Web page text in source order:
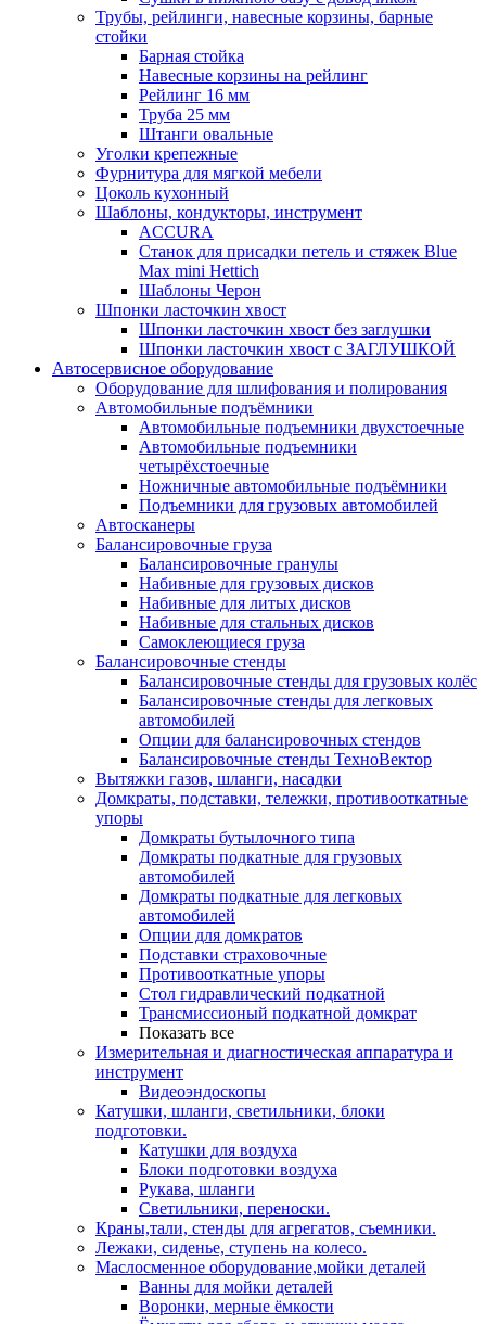
Трубы, рейлинги, навесные корзины, барные
стойки
Барная стойка
Навесные корзины на рейлинг
Рейлинг 16 мм
Труба 25 мм
Штанги овальные
Уголки крепежные
Фурнитура для мягкой мебели
Цоколь кухонный
Шаблоны, кондукторы, инструмент
ACCURA
Станок для присадки петель и стяжек Blue
Max mini Hettich
Шаблоны Черон
Шпонки ласточкин хвост
Шпонки ласточкин хвост без заглушки
Шпонки ласточкин хвост с ЗАГЛУШКОЙ
Автосервисное оборудование
Оборудование для шлифования и полирования
Автомобильные подъёмники
Автомобильные подъемники двухстоечные
Автомобильные подъемники
четырёхстоечные
Ножничные автомобильные подъёмники
Подъемники для грузовых автомобилей
Автосканеры
Балансировочные груза
Балансировочные гранулы
Набивные для грузовых дисков
Набивные для литых дисков
Набивные для стальных дисков
Самоклеющиеся груза
Балансировочные стенды
Балансировочные стенды для грузовых колёс
Балансировочные стенды для легковых
автомобилей
Опции для балансировочных стендов
Балансировочные стенды ТехноВектор
Вытяжки газов, шланги, насадки
Домкраты, подставки, тележки, противооткатные
упоры
Домкраты бутылочного типа
Домкраты подкатные для грузовых
автомобилей
Домкраты подкатные для легковых
автомобилей
Опции для домкратов
Подставки страховочные
Противооткатные упоры
Стол гидравлический подкатной
Трансмиссионый подкатной домкрат
Показать все
Измерительная и диагностическая аппаратура и
инструмент
Видеоэндоскопы
Катушки, шланги, светильники, блоки
подготовки.
Катушки для воздуха
Блоки подготовки воздуха
Рукава, шланги
Светильники, переноски.
Краны,тали, стенды для агрегатов, съемники.
Лежаки, сиденье, ступень на колесо.
Маслосменное оборудование,мойки деталей
Ванны для мойки деталей
Воронки, мерные ёмкости